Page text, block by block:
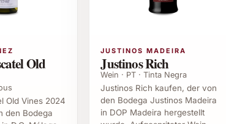
Conte 2022
Old
Old Vines 2024
den Bodega
JUSTINOS MADEIRA
Justinos Rich
Wein · PT · Tinta Negra
Justinos Rich kaufen, der von
den Bodega Justinos Madeira
in DOP Madeira hergestellt